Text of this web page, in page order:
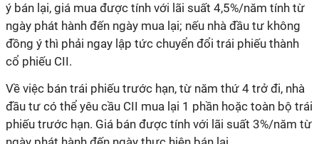
ý bán lại, giá mua được tính với lãi suất 4,5%/năm tính từ
ngày phát hành đến ngày mua lại; nếu nhà đầu tư không
đồng ý thì phải ngay lập tức chuyển đổi trái phiếu thành
cổ phiếu CII.
Về việc bán trái phiếu trước hạn, từ năm thứ 4 trở đi, nhà
đầu tư có thể yêu cầu CII mua lại 1 phần hoặc toàn bộ trái
phiếu trước hạn. Giá bán được tính với lãi suất 3%/năm từ